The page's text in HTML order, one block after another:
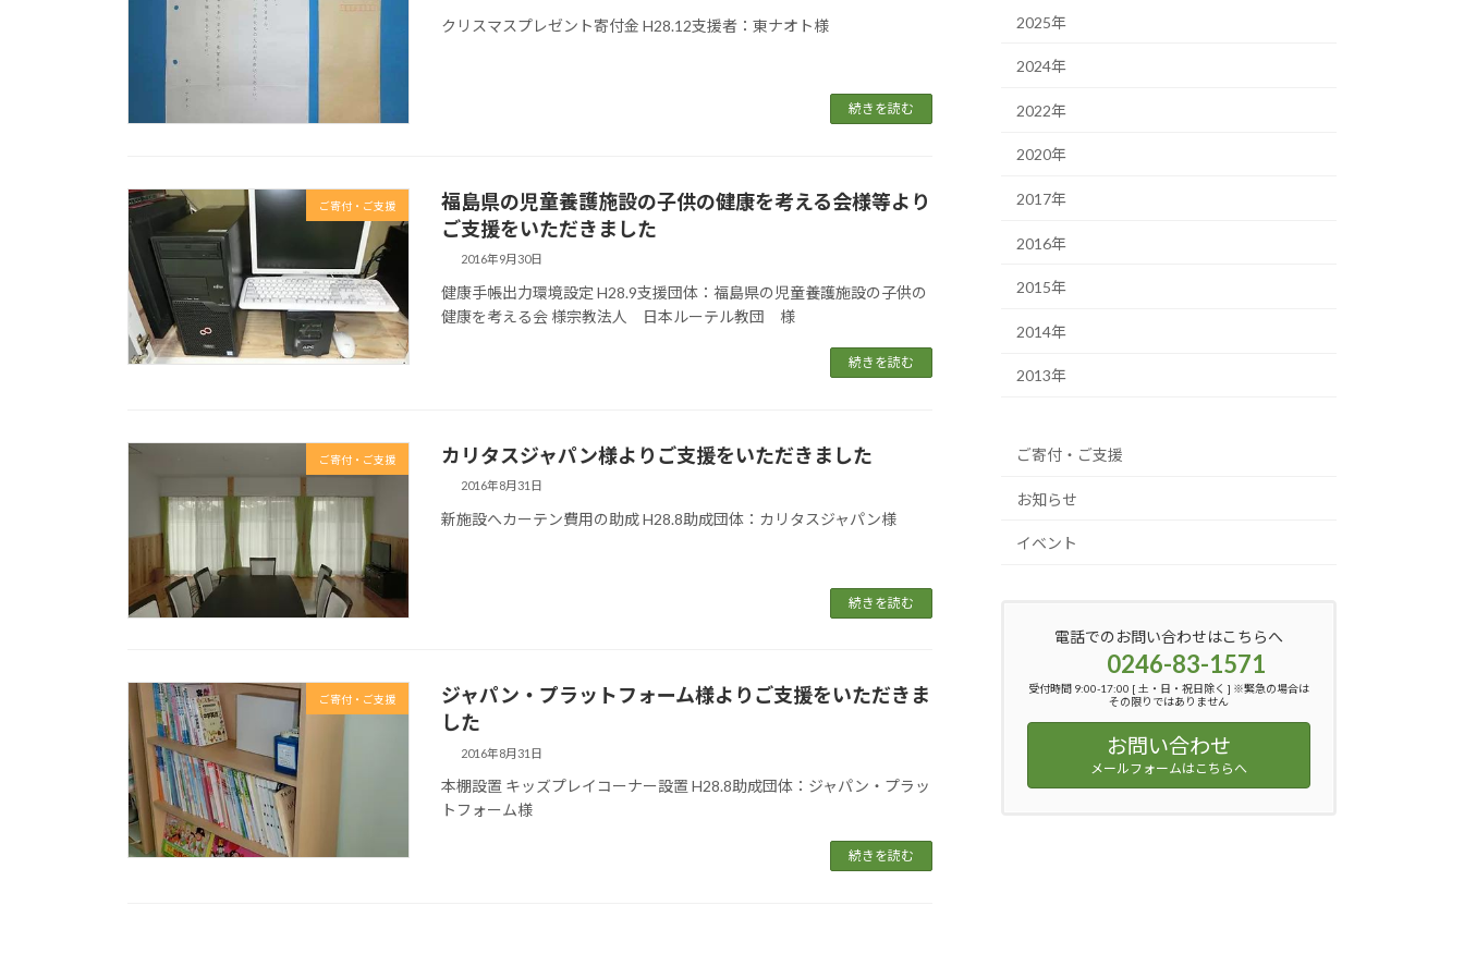
クリスマスプレゼント寄付金 H28.12支援者：東ナオト様
続きを読む
ご寄付・ご支援
福島県の児童養護施設の子供の健康を考える会様等より
ご支援をいただきました
2016年9月30日
健康手帳出力環境設定 H28.9支援団体：福島県の児童養護施設の子供の
健康を考える会 様宗教法人 日本ルーテル教団 様
続きを読む
ご寄付・ご支援 カリタスジャパン様よりご支援をいただきました
2016年8月31日
新施設へカーテン費用の助成 H28.8助成団体：カリタスジャパン様
続きを読む
ご寄付・ご支援
ジャパン・プラットフォーム様よりご支援をいただきま
した
2016年8月31日
本棚設置 キッズプレイコーナー設置 H28.8助成団体：ジャパン・プラッ
トフォーム様
続きを読む
2025年
2024年
2022年
2020年
2017年
2016年
2015年
2014年
2013年
ご寄付・ご支援
お知らせ
イベント
電話でのお問い合わせはこちらへ
0246-83-1571
受付時間 9:00-17:00 [ 土・日・祝日除く ] ※緊急の場合は
その限りではありません
お問い合わせ
メールフォームはこちらへ